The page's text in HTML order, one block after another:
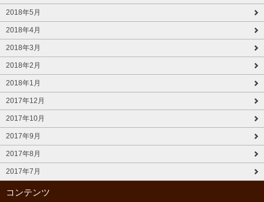
2018年5月
2018年4月
2018年3月
2018年2月
2018年1月
2017年12月
2017年10月
2017年9月
2017年8月
2017年7月
コンテンツ